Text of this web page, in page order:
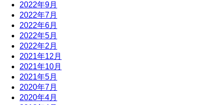
2022年9月
2022年7月
2022年6月
2022年5月
2022年2月
2021年12月
2021年10月
2021年5月
2020年7月
2020年4月